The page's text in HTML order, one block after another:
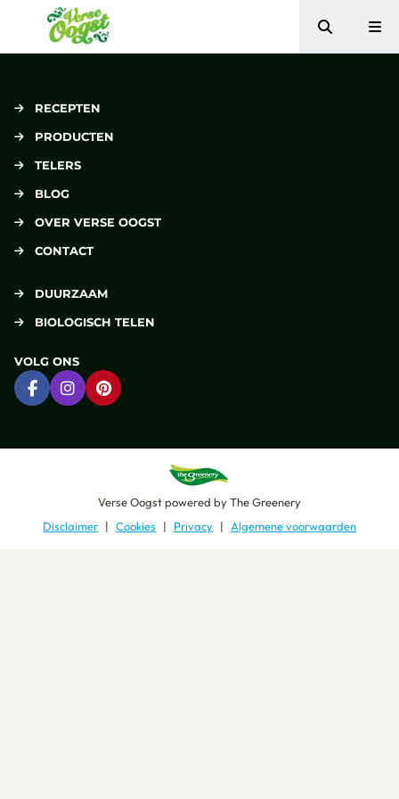
Verse Oogst
Zoeken
RECEPTEN
PRODUCTEN
TELERS
BLOG
OVER VERSE OOGST
CONTACT
DUURZAAM
BIOLOGISCH TELEN
VOLG ONS
Ga naar Facebook
Ga naar Instagram
Ga naar Pinterest
Verse Oogstpowered byThe Greenery
Disclaimer
Cookies Privacy Algemene voorwaarden